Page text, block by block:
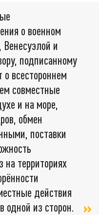
о военном
Венесуэлой и
подписанному
всестороннем
совместные
и на море,
обмен
поставки
территориях
действия
одной из сторон.